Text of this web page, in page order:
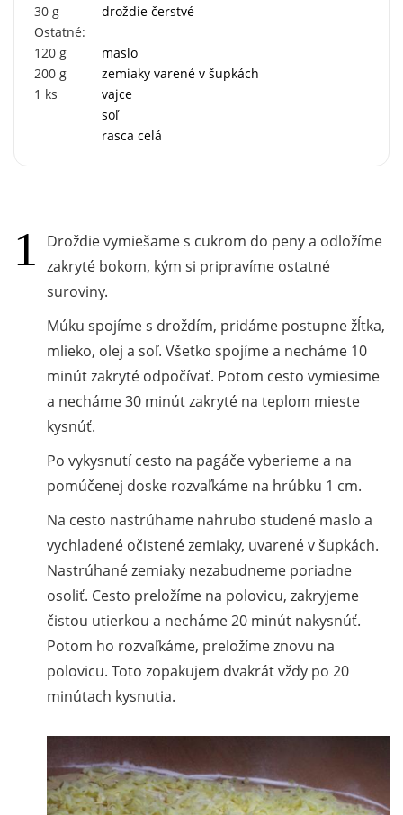
30 g
droždie čerstvé
Ostatné:
120 g
maslo
200 g
zemiaky varené v šupkách
1 ks
vajce
soľ
rasca celá
Droždie vymiešame s cukrom do peny a odložíme
zakryté bokom, kým si pripravíme ostatné
suroviny.
Múku spojíme s droždím, pridáme postupne žĺtka,
mlieko, olej a soľ. Všetko spojíme a necháme 10
minút zakryté odpočívať. Potom cesto vymiesime
a necháme 30 minút zakryté na teplom mieste
kysnúť.
Po vykysnutí cesto na pagáče vyberieme a na
pomúčenej doske rozvaľkáme na hrúbku 1 cm.
Na cesto nastrúhame nahrubo studené maslo a
vychladené očistené zemiaky, uvarené v šupkách.
Nastrúhané zemiaky nezabudneme poriadne
osoliť. Cesto preložíme na polovicu, zakryjeme
čistou utierkou a necháme 20 minút nakysnúť.
Potom ho rozvaľkáme, preložíme znovu na
polovicu. Toto zopakujem dvakrát vždy po 20
minútach kysnutia.